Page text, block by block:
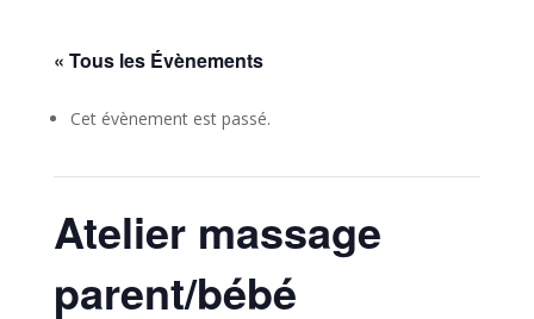
« Tous les Évènements
Cet évènement est passé.
Atelier massage
parent/bébé